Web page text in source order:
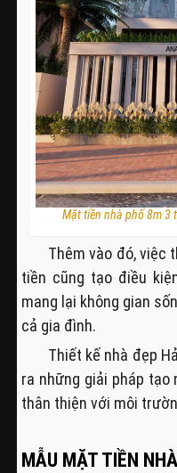
Mặt tiền nhà phố 8m 3
Thêm vào đó, việc
tiền cũng tạo điều
mang lại không gian
cả gia đình.
Thiết kế nhà đẹp
ra những giải pháp tạo
thân thiện với môi
MẪU MẶT TIỀN